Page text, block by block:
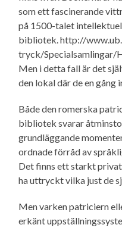
som ett fascinerande
på 1500-talet
bibliotek. http://
tryck/
Men i detta fall är det
den lokal där de en gång
Både den romerska
bibliotek svarar
grundläggande
ordnade förråd av
Det finns ett starkt
ha uttryckt vilka just de
Men varken patriciern
erkänt